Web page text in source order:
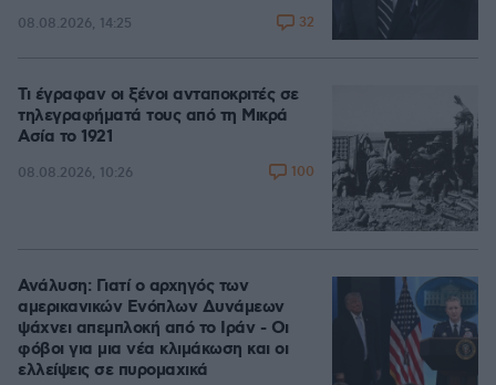
08.08.2026, 14:25 32
Τι έγραφαν οι ξένοι ανταποκριτές σε
τηλεγραφήματά τους από τη Μικρά
Ασία το 1921
08.08.2026, 10:26 100
Ανάλυση: Γιατί ο αρχηγός των
αμερικανικών Ενόπλων Δυνάμεων
ψάχνει απεμπλοκή από το Ιράν - Οι
φόβοι για μια νέα κλιμάκωση και οι
ελλείψεις σε πυρομαχικά